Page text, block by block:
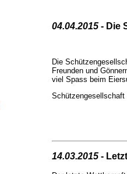
04.04.2015 - Die
Die
Freunden und
viel Spass beim
Schützengesellschaft
14.03.2015 -